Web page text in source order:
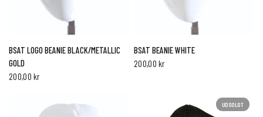
HURTIG VISNING
BSAT LOGO BEANIE BLACK/METALLIC
GOLD
200,00 kr
HURTIG VISNING
BSAT BEANIE WHITE
200,00 kr
UDSOLGT